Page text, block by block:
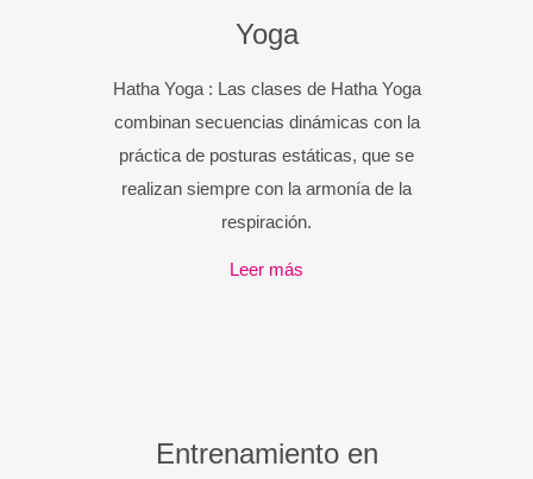
Yoga
Hatha Yoga : Las clases de Hatha Yoga
combinan secuencias dinámicas con la
práctica de posturas estáticas, que se
realizan siempre con la armonía de la
respiración.
Leer más
Entrenamiento en